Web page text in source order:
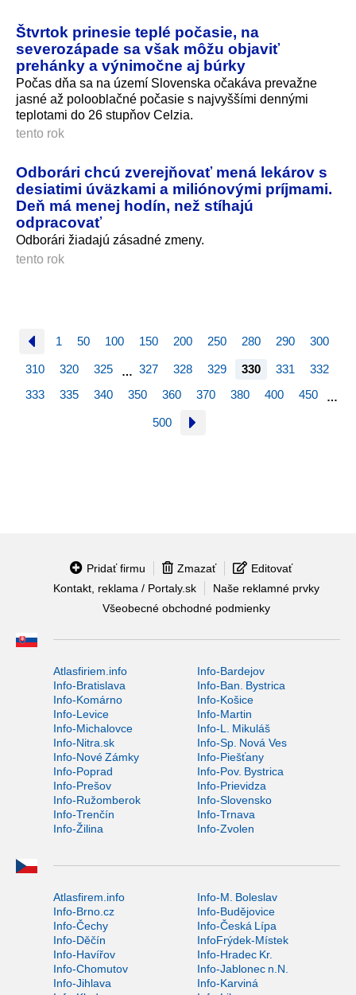
Štvrtok prinesie teplé počasie, na
severozápade sa však môžu objaviť
prehánky a výnimočne aj búrky
Počas dňa sa na území Slovenska očakáva prevažne
jasné až polooblačné počasie s najvyššími dennými
teplotami do 26 stupňov Celzia.
tento rok
Odborári chcú zverejňovať mená lekárov s
desiatimi úväzkami a miliónovými príjmami.
Deň má menej hodín, než stíhajú
odpracovať
Odborári žiadajú zásadné zmeny.
tento rok
1 50 100 150 200 250 280 290 300
310 320 325 … 327 328 329 330 331
332
333
335 340 350 360 370 380 400 450 …
500
Pridať firmu Zmazať
Editovať
Kontakt, reklama / Portaly.sk
Naše reklamné prvky
Všeobecné obchodné podmienky
Atlasfiriem.info
Info-Bardejov
Info-Bratislava
Info-Ban. Bystrica
Info-Komárno
Info-Košice
Info-Levice
Info-Martin
Info-Michalovce
Info-L. Mikuláš
Info-Nitra.sk
Info-Sp. Nová Ves
Info-Nové Zámky
Info-Piešťany
Info-Poprad
Info-Pov. Bystrica
Info-Prešov
Info-Prievidza
Info-Ružomberok
Info-Slovensko
Info-Trenčín
Info-Trnava
Info-Žilina
Info-Zvolen
Atlasfirem.info
Info-M. Boleslav
Info-Brno.cz
Info-Budějovice
Info-Čechy
Info-Česká Lípa
Info-Děčín
InfoFrýdek-Místek
Info-Havířov
Info-Hradec Kr.
Info-Chomutov
Info-Jablonec n.N.
Info-Jihlava
Info-Karviná